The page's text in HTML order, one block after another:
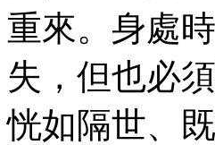
重來。身處
失，但也必
恍如隔世、